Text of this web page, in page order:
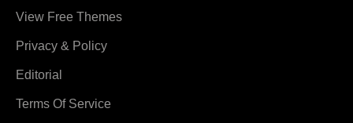
View Free Themes
Privacy & Policy
Editorial
Terms Of Service